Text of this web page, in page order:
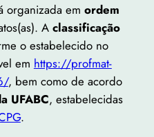
organizada em ordem
A classificação
o estabelecido no
em https://profmat-
, bem como de acordo
UFABC, estabelecidas
.